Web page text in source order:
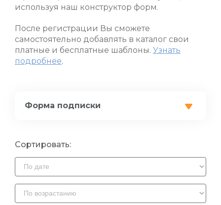
используя наш конструктор форм.
После регистрации Вы сможете
самостоятельно добавлять в каталог свои
платные и бесплатные шаблоны. Узнать
подробнее.
Форма подписки
Сортировать: